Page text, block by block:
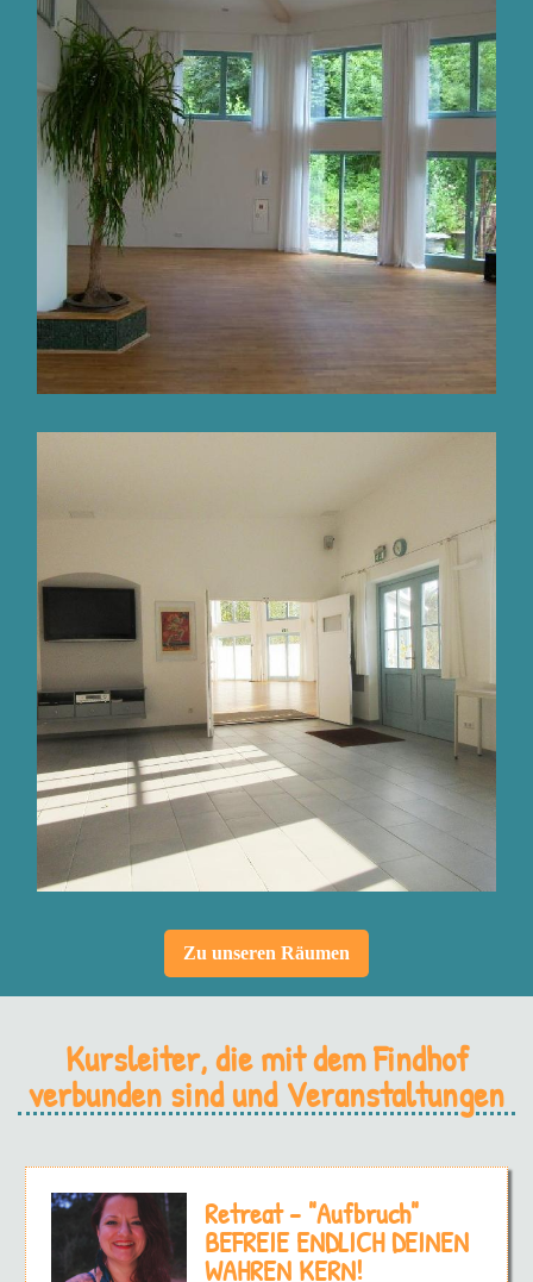
Zu unseren Räumen
Kursleiter, die mit dem Findhof
verbunden sind und Veranstaltungen
Retreat - "Aufbruch"
BEFREIE ENDLICH DEINEN
WAHREN KERN!